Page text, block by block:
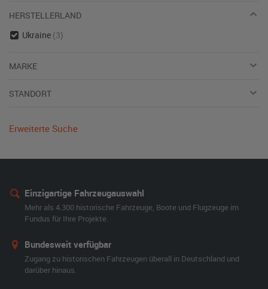
HERSTELLERLAND
Ukraine (3)
MARKE
STANDORT
Erweiterte Suche
Einzigartige Fahrzeugauswahl
Mehr als 4.300 historische Fahrzeuge, Boote und Flugzeuge im
Fundus für Ihre Projekte.
Bundesweit verfügbar
Zugang zu historischen Fahrzeugen überall in Deutschland und
darüber hinaus.